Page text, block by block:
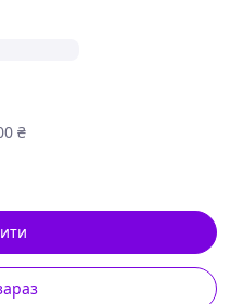
₴